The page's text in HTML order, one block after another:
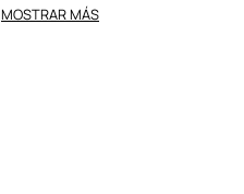
MOSTRAR MÁS